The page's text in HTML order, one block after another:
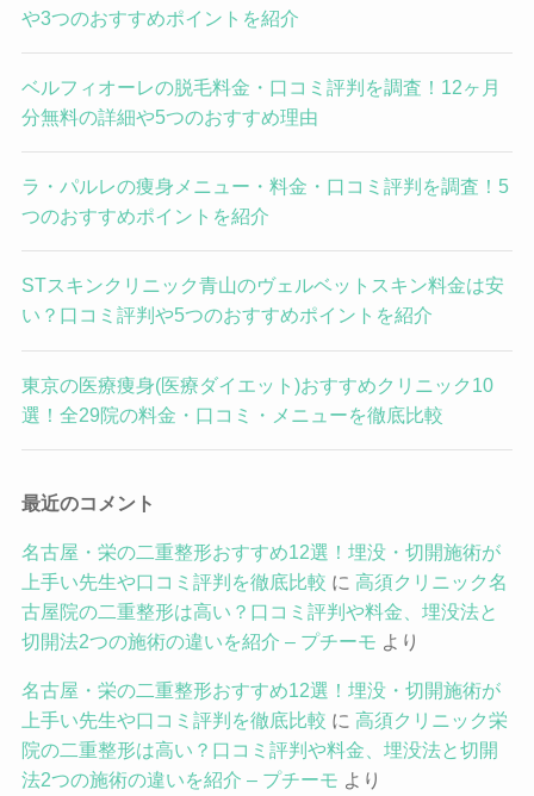
や3つのおすすめポイントを紹介
ベルフィオーレの脱毛料金・口コミ評判を調査！12ヶ月
分無料の詳細や5つのおすすめ理由
ラ・パルレの痩身メニュー・料金・口コミ評判を調査！5
つのおすすめポイントを紹介
STスキンクリニック青山のヴェルベットスキン料金は安
い？口コミ評判や5つのおすすめポイントを紹介
東京の医療痩身(医療ダイエット)おすすめクリニック10
選！全29院の料金・口コミ・メニューを徹底比較
最近のコメント
名古屋・栄の二重整形おすすめ12選！埋没・切開施術が
上手い先生や口コミ評判を徹底比較 に 高須クリニック名
古屋院の二重整形は高い？口コミ評判や料金、埋没法と
切開法2つの施術の違いを紹介 – プチーモ より
名古屋・栄の二重整形おすすめ12選！埋没・切開施術が
上手い先生や口コミ評判を徹底比較 に 高須クリニック栄
院の二重整形は高い？口コミ評判や料金、埋没法と切開
法2つの施術の違いを紹介 – プチーモ より